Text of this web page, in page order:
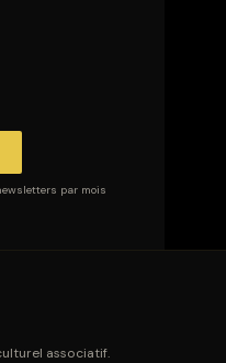
par mois
associatif.